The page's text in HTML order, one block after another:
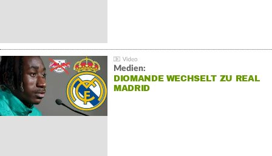
Medien:
DIOMANDE WECHSELT ZU REAL
MADRID